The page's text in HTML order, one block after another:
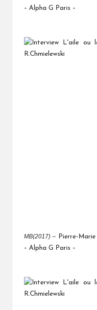
– Alpha G Paris –
MB(2017) –
Pierre-
– Alpha G Paris –